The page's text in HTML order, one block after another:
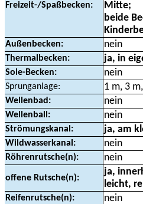
Freizeit-/Spaßbecken:
Mitte;
beide
Außenbecken: nein
Thermalbecken: ja, in
Sole-Becken: nein
Sprunganlage: 1 m, 3
Wellenbad: nein
Wellenball: nein
Strömungskanal: ja, am
Wildwasserkanal: nein
Röhrenrutsche(n): nein
offene Rutsche(n):
ja,
leicht,
Reifenrutsche(n): nein